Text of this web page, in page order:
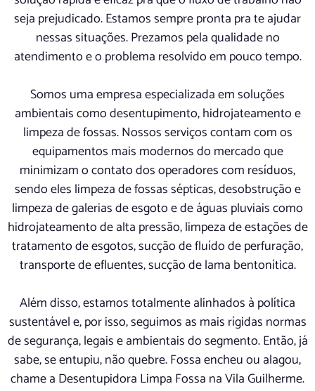
seja prejudicado. Estamos sempre pronta pra te ajudar
nessas situações. Prezamos pela qualidade no
atendimento e o problema resolvido em pouco tempo.
Somos uma empresa especializada em soluções
ambientais como desentupimento, hidrojateamento e
limpeza de fossas. Nossos serviços contam com os
equipamentos mais modernos do mercado que
minimizam o contato dos operadores com resíduos,
sendo eles limpeza de fossas sépticas, desobstrução e
limpeza de galerias de esgoto e de águas pluviais como
hidrojateamento de alta pressão, limpeza de estações de
tratamento de esgotos, sucção de fluído de perfuração,
transporte de efluentes, sucção de lama bentonítica.
Além disso, estamos totalmente alinhados à política
sustentável e, por isso, seguimos as mais rígidas normas
de segurança, legais e ambientais do segmento. Então, já
sabe, se entupiu, não quebre. Fossa encheu ou alagou,
chame a Desentupidora Limpa Fossa na Vila Guilherme.